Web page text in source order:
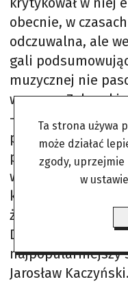
obecnie, w
odczuwalna, ale
gali
muzycznej nie
wymowa
– nie była
piosenkarzy,
po angielsku,
wybaczyć.
konferansjera.
żartów, jak
Drzewieckiej, jaki
najpopularniejszy
Jarosław Kaczyński.
Ta strona używa
może działać
zgody,
w